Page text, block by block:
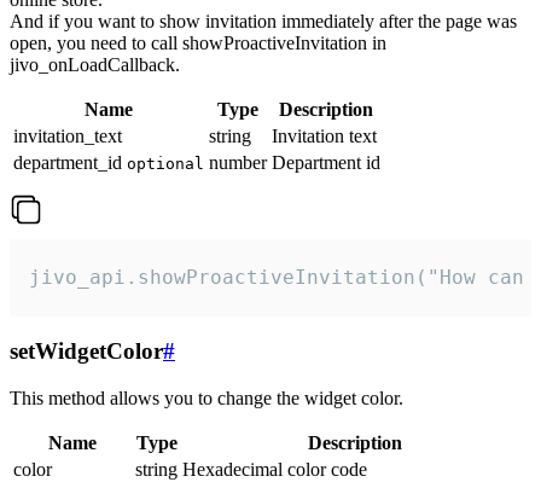
And if you want to show invitation immediately after the page was
open, you need to call showProactiveInvitation in
jivo_onLoadCallback.
Name Type
Description
invitation_text
string
Invitation text
department_id optional number Department id
jivo_api.showProactiveInvitation("How
setWidgetColor#
This method allows you to change the widget color.
Name Type
Description
color
string Hexadecimal color code